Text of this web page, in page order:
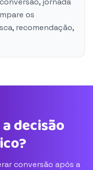
os
recomendação,
decisão
conversão após a